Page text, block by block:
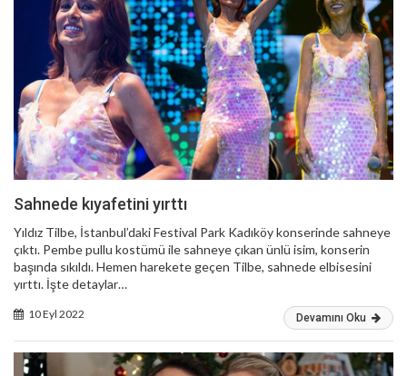
Sahnede kıyafetini yırttı
Yıldız Tilbe, İstanbul’daki Festival Park Kadıköy konserinde sahneye
çıktı. Pembe pullu kostümü ile sahneye çıkan ünlü isim, konserin
başında sıkıldı. Hemen harekete geçen Tilbe, sahnede elbisesini
yırttı. İşte detaylar…
10 Eyl 2022 Devamını Oku